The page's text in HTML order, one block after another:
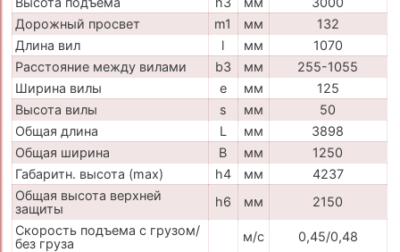
Дорожный просвет
m1 мм
132
Длина вил
l мм
1070
Расстояние между вилами
b3 мм
255-1055
Ширина вилы
e мм
125
Высота вилы
s мм
50
Общая длина
L мм
3898
Общая ширина
B мм
1250
Габаритн. высота (max)
h4 мм
4237
Общая высота верхней
защиты
h6 мм
2150
Скорость подъема с грузом/
без груза
м/с
0,45/0,48